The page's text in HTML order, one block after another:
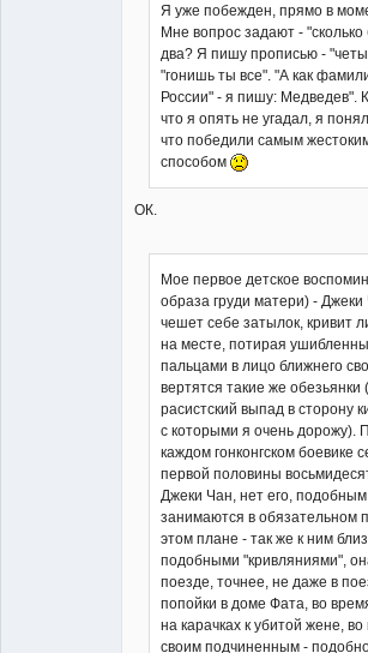
Я уже побежден, прямо в
Мне вопрос задают -
два? Я пишу прописью -
"гонишь ты все". "А как
России" - я пишу: Медведев".
что я опять не угадал, я
что победили самым
способом
ОК.
Мое первое детское
образа груди матери) -
чешет себе затылок, кривит
на месте, потирая
пальцами в лицо ближнего
вертятся такие же обезьянки
расистский выпад в сторону
с которыми я очень дорожу).
каждом гонконгском боевике
первой половины
Джеки Чан, нет его,
занимаются в обязательном
этом плане - так же к ним
подобными "кривляниями",
поезде, точнее, не даже в
попойки в доме Фата, во
на карачках к убитой жене,
своим подчиненным -